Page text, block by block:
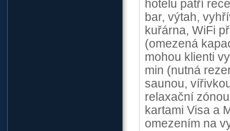
hotelu patří
bar, výtah,
kuřárna, WiFi
(omezená
mohou klienti
min (nutná
saunou,
relaxační
kartami Visa a
omezením na